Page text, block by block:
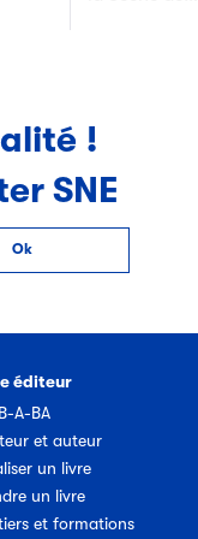
!
SNE
éditeur
A-BA
et auteur
un livre
un livre
et formations